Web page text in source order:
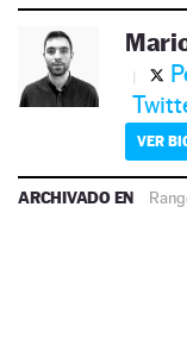
VER
ARCHIVADO EN